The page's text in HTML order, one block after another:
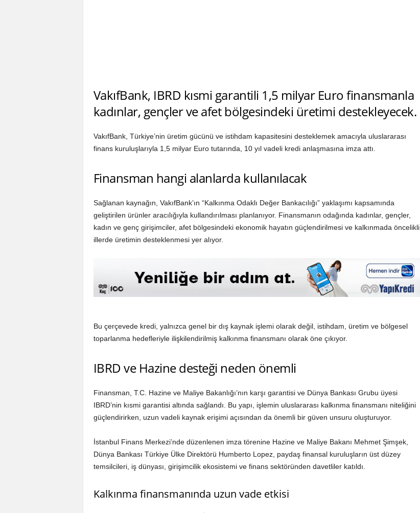
VakıfBank, IBRD kısmi garantili 1,5 milyar Euro finansmanla
kadınlar, gençler ve afet bölgesindeki üretimi destekleyecek.
VakıfBank, Türkiye’nin üretim gücünü ve istihdam kapasitesini desteklemek amacıyla uluslararası
finans kuruluşlarıyla 1,5 milyar Euro tutarında, 10 yıl vadeli kredi anlaşmasına imza attı.
Finansman hangi alanlarda kullanılacak
Sağlanan kaynağın, VakıfBank’ın “Kalkınma Odaklı Değer Bankacılığı” yaklaşımı kapsamında
geliştirilen ürünler aracılığıyla kullandırılması planlanıyor. Finansmanın odağında kadınlar, gençler,
kadın ve genç girişimciler, afet bölgesindeki ekonomik hayatın güçlendirilmesi ve kalkınmada öncelikli
illerde üretimin desteklenmesi yer alıyor.
Bu çerçevede kredi, yalnızca genel bir dış kaynak işlemi olarak değil, istihdam, üretim ve bölgesel
toparlanma hedefleriyle ilişkilendirilmiş kalkınma finansmanı olarak öne çıkıyor.
IBRD ve Hazine desteği neden önemli
Finansman, T.C. Hazine ve Maliye Bakanlığı’nın karşı garantisi ve Dünya Bankası Grubu üyesi
IBRD’nin kısmi garantisi altında sağlandı. Bu yapı, işlemin uluslararası kalkınma finansmanı niteliğini
güçlendirirken, uzun vadeli kaynak erişimi açısından da önemli bir güven unsuru oluşturuyor.
İstanbul Finans Merkezi’nde düzenlenen imza törenine Hazine ve Maliye Bakanı Mehmet Şimşek,
Dünya Bankası Türkiye Ülke Direktörü Humberto Lopez, paydaş finansal kuruluşların üst düzey
temsilcileri, iş dünyası, girişimcilik ekosistemi ve finans sektöründen davetliler katıldı.
Kalkınma finansmanında uzun vade etkisi